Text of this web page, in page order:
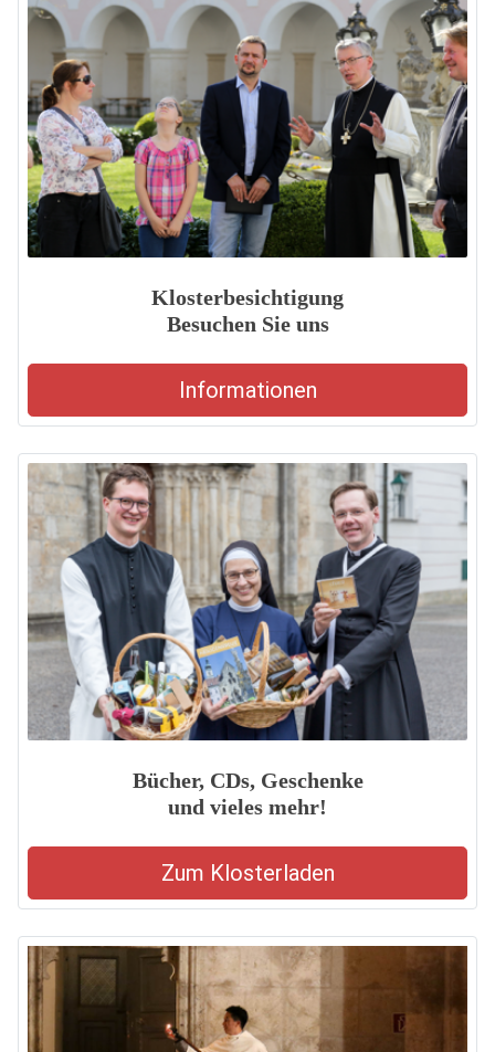
Klosterbesichtigung
Besuchen Sie uns
Informationen
Bücher, CDs, Geschenke
und vieles mehr!
Zum Klosterladen